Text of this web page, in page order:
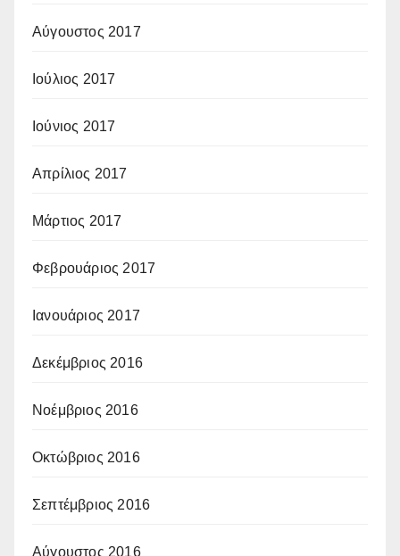
Αύγουστος 2017
Ιούλιος 2017
Ιούνιος 2017
Απρίλιος 2017
Μάρτιος 2017
Φεβρουάριος 2017
Ιανουάριος 2017
Δεκέμβριος 2016
Νοέμβριος 2016
Οκτώβριος 2016
Σεπτέμβριος 2016
Αύγουστος 2016